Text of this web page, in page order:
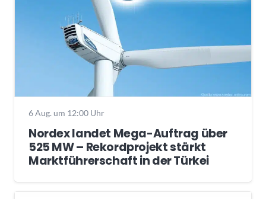
6 Aug. um 12:00 Uhr
Nordex landet Mega-Auftrag über
525 MW – Rekordprojekt stärkt
Marktführerschaft in der Türkei